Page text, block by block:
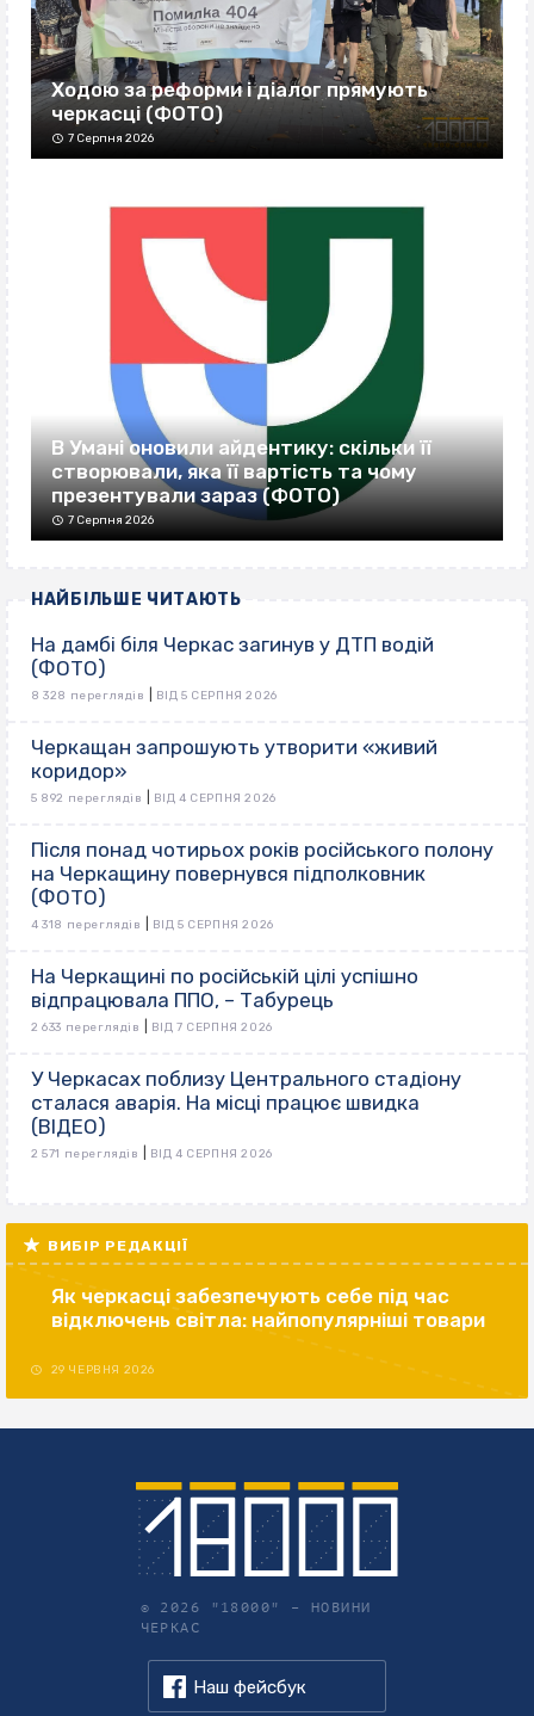
Ходою за реформи і діалог прямують
черкасці (ФОТО)
7 Серпня 2026
В Умані оновили айдентику: скільки її
створювали, яка її вартість та чому
презентували зараз (ФОТО)
7 Серпня 2026
НАЙБІЛЬШЕ ЧИТАЮТЬ
На дамбі біля Черкас загинув у ДТП водій
(ФОТО)
8 328 переглядів ВІД 5 СЕРПНЯ 2026
Черкащан запрошують утворити «живий
коридор»
5 892 переглядів ВІД 4 СЕРПНЯ 2026
Після понад чотирьох років російського полону
на Черкащину повернувся підполковник
(ФОТО)
4 318 переглядів ВІД 5 СЕРПНЯ 2026
На Черкащині по російській цілі успішно
відпрацювала ППО, – Табурець
2 633 переглядів ВІД 7 СЕРПНЯ 2026
У Черкасах поблизу Центрального стадіону
сталася аварія. На місці працює швидка
(ВІДЕО)
2 571 переглядів ВІД 4 СЕРПНЯ 2026
ВИБІР РЕДАКЦІЇ
Як черкасці забезпечують себе під час
відключень світла: найпопулярніші товари
29 ЧЕРВНЯ 2026
© 2026 "18000" – НОВИНИ
ЧЕРКАС
Наш фейсбук